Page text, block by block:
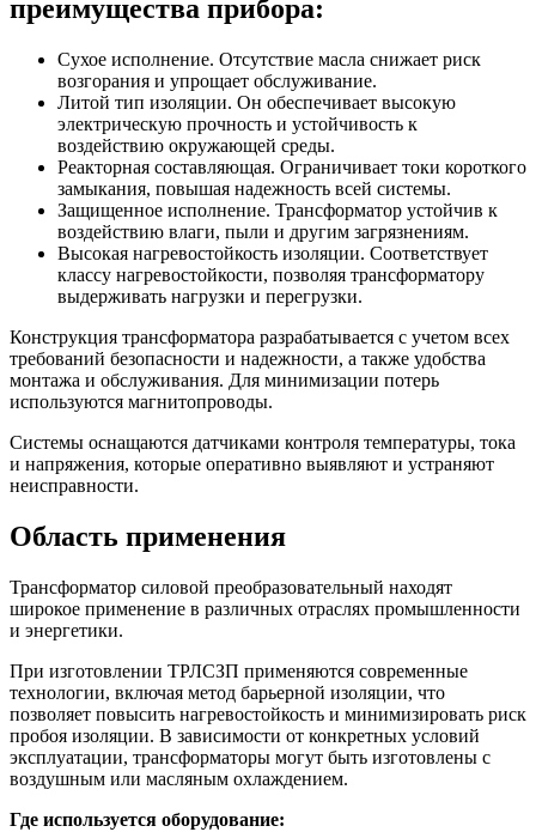
преимущества прибора:
Сухое исполнение. Отсутствие масла снижает риск
возгорания и упрощает обслуживание.
Литой тип изоляции. Он обеспечивает высокую
электрическую прочность и устойчивость к
воздействию окружающей среды.
Реакторная составляющая. Ограничивает токи короткого
замыкания, повышая надежность всей системы.
Защищенное исполнение. Трансформатор устойчив к
воздействию влаги, пыли и другим загрязнениям.
Высокая нагревостойкость изоляции. Соответствует
классу нагревостойкости, позволяя трансформатору
выдерживать нагрузки и перегрузки.
Конструкция трансформатора разрабатывается с учетом всех
требований безопасности и надежности, а также удобства
монтажа и обслуживания. Для минимизации потерь
используются магнитопроводы.
Системы оснащаются датчиками контроля температуры, тока
и напряжения, которые оперативно выявляют и устраняют
неисправности.
Область применения
Трансформатор силовой преобразовательный находят
широкое применение в различных отраслях промышленности
и энергетики.
При изготовлении ТРЛСЗП применяются современные
технологии, включая метод барьерной изоляции, что
позволяет повысить нагревостойкость и минимизировать риск
пробоя изоляции. В зависимости от конкретных условий
эксплуатации, трансформаторы могут быть изготовлены с
воздушным или масляным охлаждением.
Где используется оборудование: